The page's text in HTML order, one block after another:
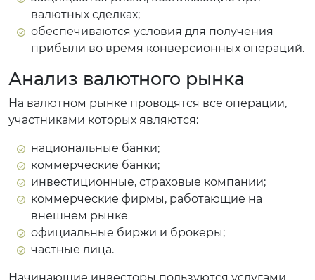
валютных сделках;
обеспечиваются условия для получения
прибыли во время конверсионных операций.
Анализ валютного рынка
На валютном рынке проводятся все операции,
участниками которых являются:
национальные банки;
коммерческие банки;
инвестиционные, страховые компании;
коммерческие фирмы, работающие на
внешнем рынке
официальные биржи и брокеры;
частные лица.